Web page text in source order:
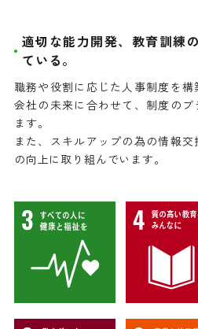
適切な能力開発、教育訓練
ている。
職務や役割に応じた人事制度を
会社の未来に合わせて、制度の
ます。
また、スキルアップの為の情報
の向上に取り組んでいます。